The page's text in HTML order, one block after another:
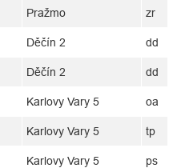
Pražmo zr
Děčín 2 dd
Děčín 2 dd
Karlovy Vary 5 oa
Karlovy Vary 5 tp
Karlovy Vary 5 ps